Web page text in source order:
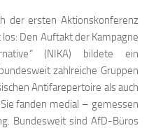
der ersten Aktionskonferenz
Den Auftakt der Kampagne
(NIKA) bildete ein
zahlreiche Gruppen
Antifarepertoire als auch
fanden medial – gemessen
Bundesweit sind AfD-Büros